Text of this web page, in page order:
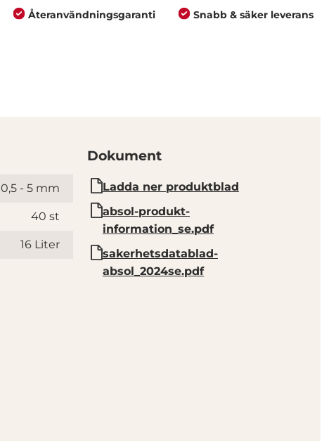
Återanvändningsgaranti Snabb & säker leverans
0,5 - 5 mm
40 st
16 Liter
Dokument
Ladda ner produktblad
absol-produkt-
information_se.pdf
sakerhetsdatablad-
absol_2024se.pdf